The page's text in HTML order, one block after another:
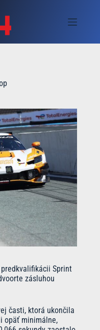
Sprint
zásluhou
časti, ktorá ukončila
opäť minimálne,